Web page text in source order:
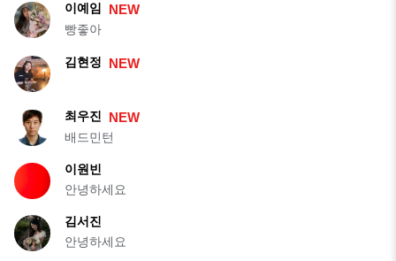
이예임 NEW
빵좋아
김현정 NEW
최우진 NEW
배드민턴
이원빈
안녕하세요
김서진
안녕하세요